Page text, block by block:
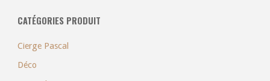
CATÉGORIES PRODUIT
Cierge Pascal
Déco